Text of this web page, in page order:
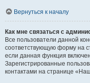
Вернуться к началу
Как мне связаться с
Все пользователи данной
соответствующую форму на
если данная функция
Зарегистрированные
контактами на странице